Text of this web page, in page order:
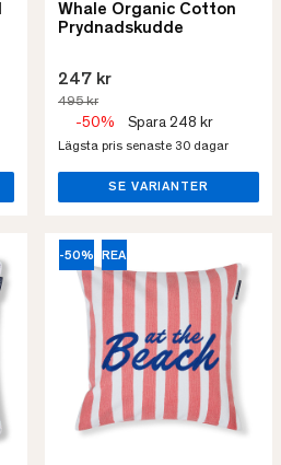
Whale Organic Cotton
Prydnadskudde
247 kr
495 kr
-50% Spara 248 kr
Lägsta pris senaste 30 dagar
SE VARIANTER
-50% REA